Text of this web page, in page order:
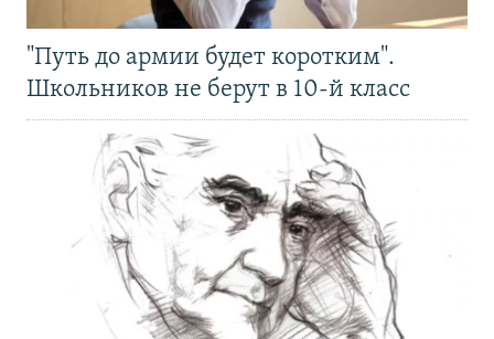
"Путь до армии будет коротким".
Школьников не берут в 10-й класс